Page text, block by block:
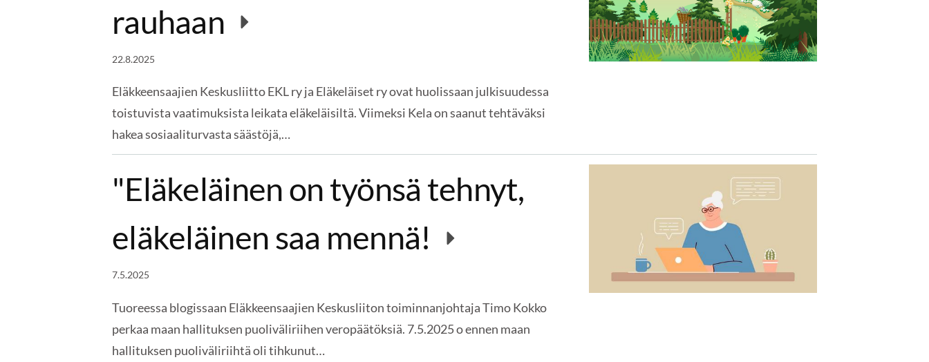
rauhaan
22.8.2025
Eläkkeensaajien Keskusliitto EKL ry ja Eläkeläiset ry ovat huolissaan julkisuudessa
toistuvista vaatimuksista leikata eläkeläisiltä. Viimeksi Kela on saanut tehtäväksi
hakea sosiaaliturvasta säästöjä,…
"Eläkeläinen on työnsä tehnyt,
eläkeläinen saa mennä!
7.5.2025
Tuoreessa blogissaan Eläkkeensaajien Keskusliiton toiminnanjohtaja Timo Kokko
perkaa maan hallituksen puoliväliriihen veropäätöksiä. 7.5.2025 o ennen maan
hallituksen puoliväliriihtä oli tihkunut…